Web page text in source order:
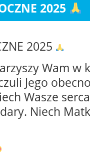
2025
2025
Wam
Jego
Wasze
Niech